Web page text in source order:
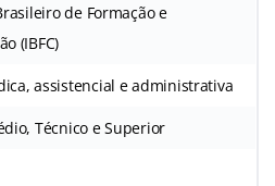
de Formação e
(IBFC)
assistencial e administrativa
Técnico e Superior